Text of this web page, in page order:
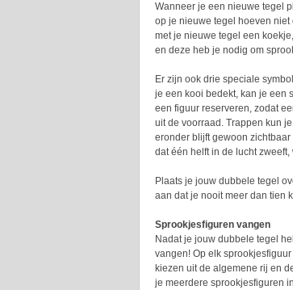
Wanneer je een nieuwe tegel
op je nieuwe tegel hoeven niet
met je nieuwe tegel een
en deze heb je nodig om
Er zijn ook drie speciale
je een kooi bedekt, kan je een
een figuur reserveren, zodat
uit de voorraad. Trappen kun
eronder blijft gewoon
dat één helft in de lucht
Plaats je jouw dubbele tegel
aan dat je nooit meer dan tien
Sprookjesfiguren vangen
Nadat je jouw dubbele tegel
vangen! Op elk
kiezen uit de algemene rij en
je meerdere sprookjesfiguren